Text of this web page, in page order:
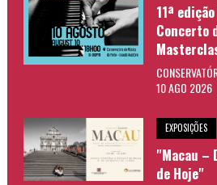
11ª
Concerto
10 AGO
EXPOSIÇÕES
"Macau –
de Hoje"